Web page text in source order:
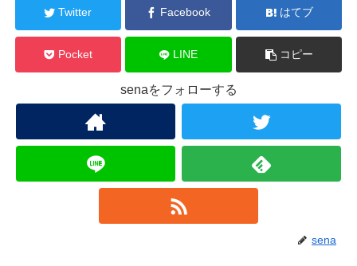
Twitter Facebook はてブ
Pocket LINE コピー
senaをフォローする
sena